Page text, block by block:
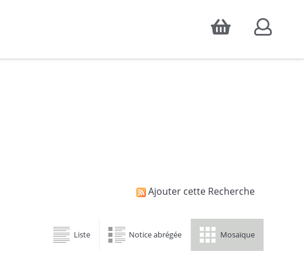
Accepter
de statistiques d'audience, ainsi que pour
Ajouter cette Recherche
Liste Notice abrégée Mosaïque